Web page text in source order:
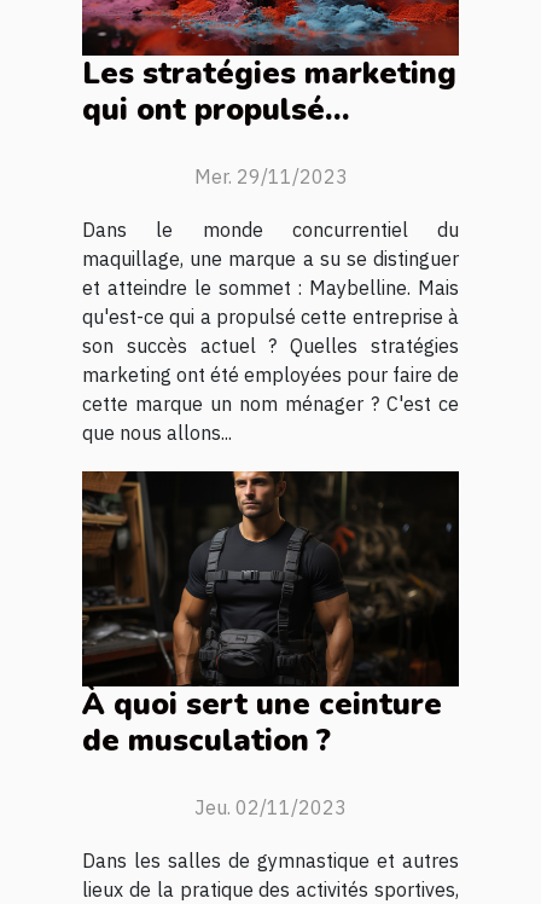
Les stratégies marketing
qui ont propulsé
Mer. 29/11/2023
Dans le monde concurrentiel du
maquillage, une marque a su se distinguer
et atteindre le sommet : Maybelline. Mais
qu'est-ce qui a propulsé cette entreprise à
son succès actuel ? Quelles stratégies
marketing ont été employées pour faire de
cette marque un nom ménager ? C'est ce
que nous allons...
À quoi sert une ceinture
de musculation ?
Jeu. 02/11/2023
Dans les salles de gymnastique et autres
lieux de la pratique des activités sportives,